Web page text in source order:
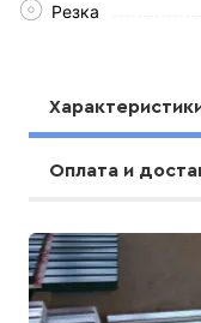
Резка
Оплата и